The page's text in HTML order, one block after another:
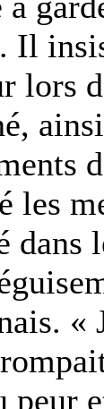
Il
lors
les
dans
«
peur